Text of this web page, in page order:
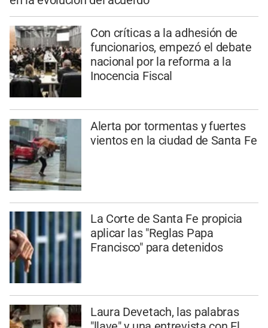
Con críticas a la adhesión de
funcionarios, empezó el debate
nacional por la reforma a la
Inocencia Fiscal
Alerta por tormentas y fuertes
vientos en la ciudad de Santa Fe
La Corte de Santa Fe propicia
aplicar las "Reglas Papa
Francisco" para detenidos
Laura Devetach, las palabras